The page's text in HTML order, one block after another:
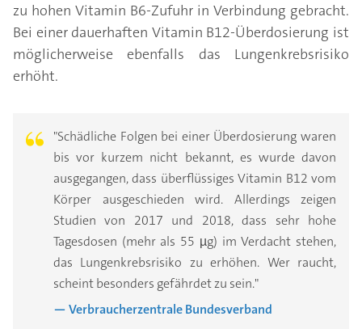
zu hohen Vitamin B6-Zufuhr in Verbindung gebracht.
Bei einer dauerhaften Vitamin B12-Überdosierung ist
möglicherweise ebenfalls das Lungenkrebsrisiko
erhöht.
"Schädliche Folgen bei einer Überdosierung waren
bis vor kurzem nicht bekannt, es wurde davon
ausgegangen, dass überflüssiges Vitamin B12 vom
Körper ausgeschieden wird. Allerdings zeigen
Studien von 2017 und 2018, dass sehr hohe
Tagesdosen (mehr als 55 µg) im Verdacht stehen,
das Lungenkrebsrisiko zu erhöhen. Wer raucht,
scheint besonders gefährdet zu sein."
— Verbraucherzentrale Bundesverband